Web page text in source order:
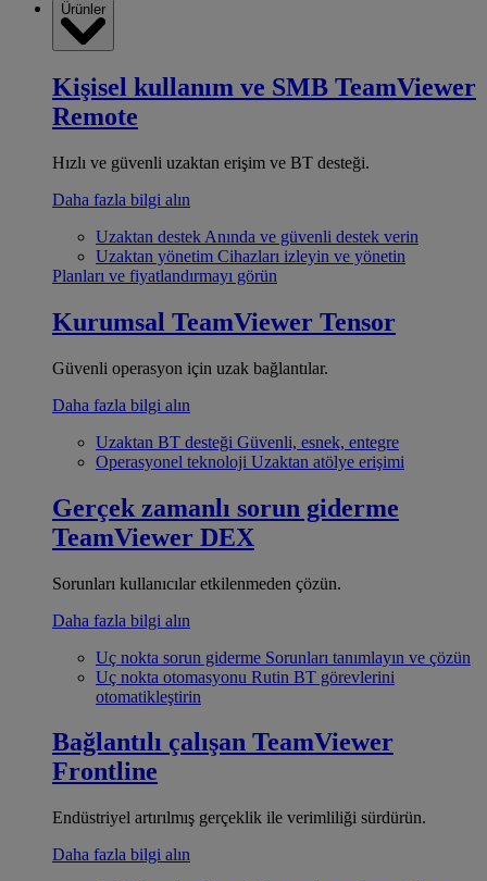
Ürünler
Kişisel kullanım ve SMB TeamViewer
Remote
Hızlı ve güvenli uzaktan erişim ve BT desteği.
Daha fazla bilgi alın
Uzaktan destek Anında ve güvenli destek verin
Uzaktan yönetim Cihazları izleyin ve yönetin
Planları ve fiyatlandırmayı görün
Kurumsal TeamViewer Tensor
Güvenli operasyon için uzak bağlantılar.
Daha fazla bilgi alın
Uzaktan BT desteği Güvenli, esnek, entegre
Operasyonel teknoloji Uzaktan atölye erişimi
Gerçek zamanlı sorun giderme
TeamViewer DEX
Sorunları kullanıcılar etkilenmeden çözün.
Daha fazla bilgi alın
Uç nokta sorun giderme Sorunları tanımlayın ve çözün
Uç nokta otomasyonu Rutin BT görevlerini
otomatikleştirin
Bağlantılı çalışan TeamViewer
Frontline
Endüstriyel artırılmış gerçeklik ile verimliliği sürdürün.
Daha fazla bilgi alın